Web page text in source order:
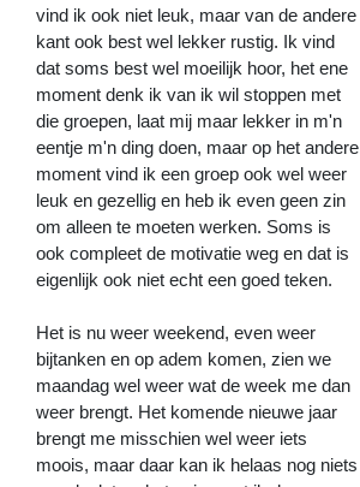
vind ik ook niet leuk, maar van de andere
kant ook best wel lekker rustig. Ik vind
dat soms best wel moeilijk hoor, het ene
moment denk ik van ik wil stoppen met
die groepen, laat mij maar lekker in m'n
eentje m'n ding doen, maar op het andere
moment vind ik een groep ook wel weer
leuk en gezellig en heb ik even geen zin
om alleen te moeten werken. Soms is
ook compleet de motivatie weg en dat is
eigenlijk ook niet echt een goed teken.
Het is nu weer weekend, even weer
bijtanken en op adem komen, zien we
maandag wel weer wat de week me dan
weer brengt. Het komende nieuwe jaar
brengt me misschien wel weer iets
moois, maar daar kan ik helaas nog niets